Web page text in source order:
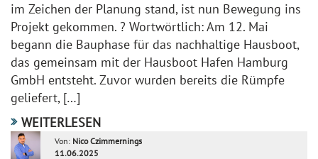
im Zeichen der Planung stand, ist nun Bewegung ins
Projekt gekommen. ? Wortwörtlich: Am 12. Mai
begann die Bauphase für das nachhaltige Hausboot,
das gemeinsam mit der Hausboot Hafen Hamburg
GmbH entsteht. Zuvor wurden bereits die Rümpfe
geliefert, […]
WEITERLESEN
Von: Nico Czimmernings
11.06.2025